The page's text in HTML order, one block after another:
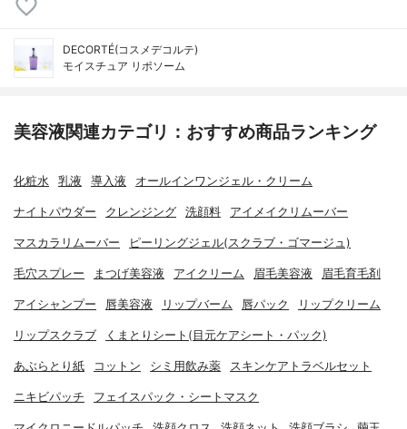
DECORTÉ(コスメデコルテ)
モイスチュア リポソーム
美容液関連カテゴリ：おすすめ商品ランキング
化粧水 乳液 導入液 オールインワンジェル・クリーム
ナイトパウダー クレンジング 洗顔料 アイメイクリムーバー
マスカラリムーバー ピーリングジェル(スクラブ・ゴマージュ)
毛穴スプレー まつげ美容液 アイクリーム 眉毛美容液 眉毛育毛剤
アイシャンプー 唇美容液 リップバーム 唇パック リップクリーム
リップスクラブ くまとりシート(目元ケアシート・パック)
あぶらとり紙 コットン シミ用飲み薬 スキンケアトラベルセット
ニキビパッチ フェイスパック・シートマスク